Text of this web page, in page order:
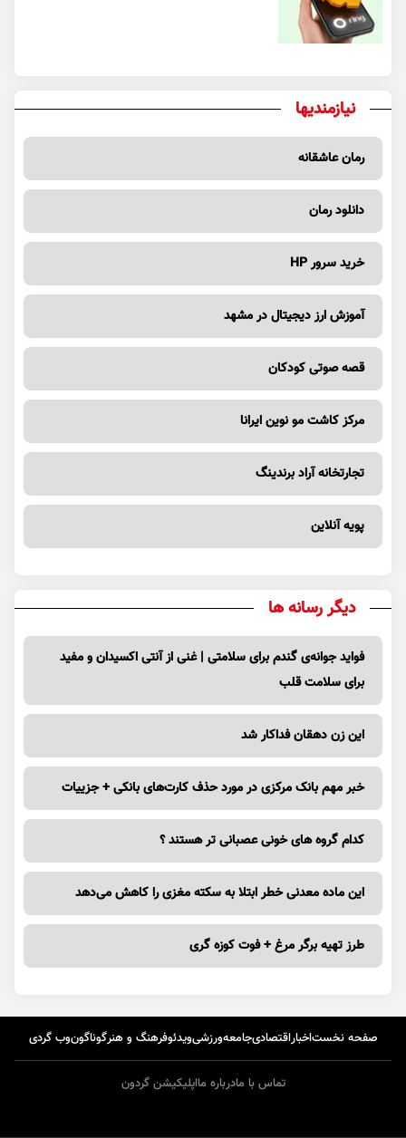
نیازمندیها
رمان عاشقانه
دانلود رمان
خرید سرور HP
آموزش ارز دیجیتال در مشهد
قصه صوتی کودکان
مرکز کاشت مو نوین ایرانا
تجارتخانه آراد برندینگ
پویه آنلاین
دیگر رسانه ها
فواید جوانه‌ی گندم برای سلامتی | غنی از آنتی اکسیدان و مفید
برای سلامت قلب
این زن دهقان فداکار شد
خبر مهم بانک مرکزی در مورد حذف کارت‌های بانکی + جزییات
کدام گروه های خونی عصبانی تر هستند ؟
این ماده معدنی خطر ابتلا به سکته مغزی را کاهش می‌دهد
طرز تهیه برگر مرغ + فوت کوزه گری
صفحه نخستاخباراقتصادیجامعهورزشیویدئوفرهنگ و هنرگوناگونوب گردی
تماس با مادرباره مااپلیکیشن گردون